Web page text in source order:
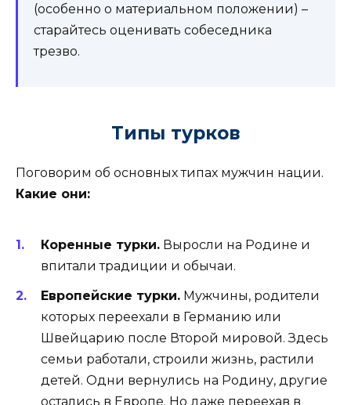
(особенно о материальном положении) –
старайтесь оценивать собеседника
трезво.
Типы турков
Поговорим об основных типах мужчин нации.
Какие они:
Коренные турки. Выросли на Родине и
впитали традиции и обычаи.
Европейские турки. Мужчины, родители
которых переехали в Германию или
Швейцарию после Второй мировой. Здесь
семьи работали, строили жизнь, растили
детей. Одни вернулись на Родину, другие
остались в Европе. Но даже переехав в